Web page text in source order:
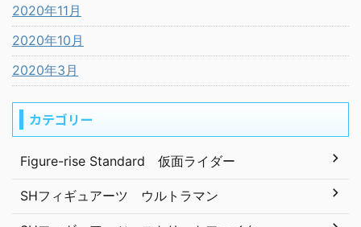
2020年11月
2020年10月
2020年3月
カテゴリー
Figure-rise Standard 仮面ライダー
SHフィギュアーツ ウルトラマン